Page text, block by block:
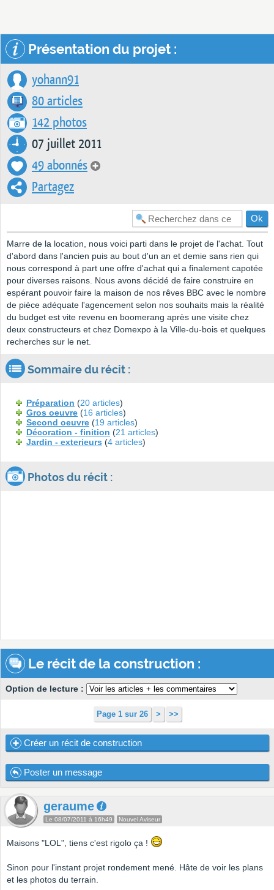
Présentation du projet :
yohann91
80 articles
142 photos
07 juillet 2011
49 abonnés
Partagez
Marre de la location, nous voici parti dans le projet de l'achat. Tout
d'abord dans l'ancien puis au bout d'un an et demie sans rien qui
nous correspond à part une offre d'achat qui a finalement capotée
pour diverses raisons. Nous avons décidé de faire construire en
espérant pouvoir faire la maison de nos rêves BBC avec le nombre
de pièce adéquate l'agencement selon nos souhaits mais la réalité
du budget est vite revenu en boomerang après une visite chez
deux constructeurs et chez Domexpo à la Ville-du-bois et quelques
recherches sur le net.
Sommaire du récit :
Préparation (20 articles)
Gros oeuvre (16 articles)
Second oeuvre (19 articles)
Décoration - finition (21 articles)
Jardin - exterieurs (4 articles)
Photos du récit :
Le récit de la construction :
Option de lecture :
Page 1 sur 26 > >>
Créer un récit de construction
Poster un message
geraume
Le 08/07/2011 à 16h49 Nouvel Aviseur
Maisons "LOL", tiens c'est rigolo ça !
Sinon pour l'instant projet rondement mené. Hâte de voir les plans
et les photos du terrain.